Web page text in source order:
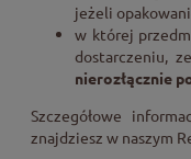
jeżeli
w której
dostarczeniu,
nierozłącznie
Szczegółowe
znajdziesz w naszym